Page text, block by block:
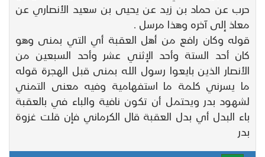
حرب عن حماد بن زيد عن يحيى بن سعيد الأنصاري عن
معاذ إلى آخره وهذا مرسل .
قوله وكان رافع من أهل العقبة أي التي بمنى وهو
كان أحد الستة وأحد الإثني عشر وأحد السبعين من
الأنصار الذين بايعوا رسول الله بمنى قبل الهجرة قوله
ما يسرني كلمة ما استفهامية وفيه معنى التمني
لشهود بدر ويحتمل أن تكون نافية والباء في بالعقبة
باء البدل أي بدل العقبة قال الكرماني فإن قلت غزوة
بدر